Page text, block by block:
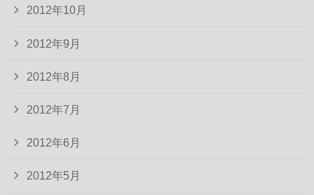
2012年10月
2012年9月
2012年8月
2012年7月
2012年6月
2012年5月